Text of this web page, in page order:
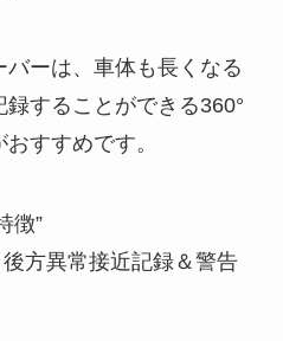
ーは、車体も長くなる
することができる360°
すすめです。
徴”
方異常接近記録＆警告